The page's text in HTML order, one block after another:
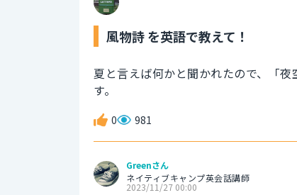
風物詩 を英語で教えて！
夏と言えば何かと聞かれたので、「
す。
0 981
Greenさん
ネイティブキャンプ英会話講師
2023/11/27 00:00